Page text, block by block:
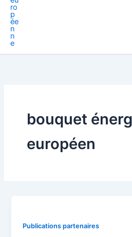
bouquet
européen
Publications partenaires